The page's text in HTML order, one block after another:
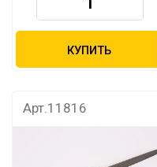
КУПИТЬ
Арт.11816